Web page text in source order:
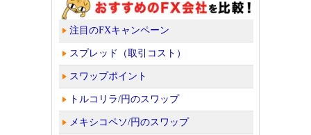
注目のFXキャンペーン
スプレッド（取引コスト）
スワップポイント
トルコリラ/円のスワップ
メキシコペソ/円のスワップ